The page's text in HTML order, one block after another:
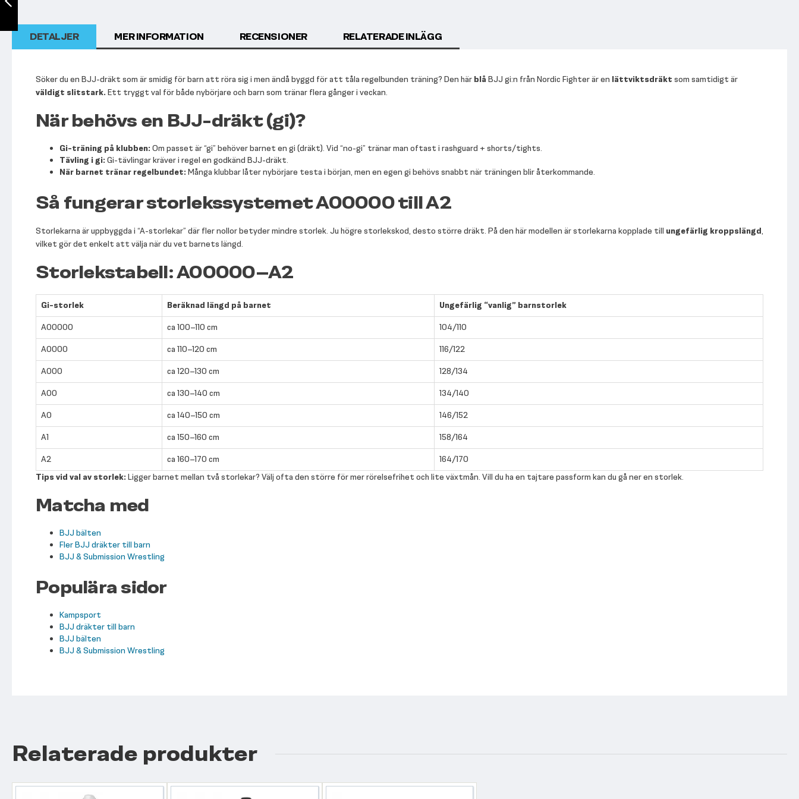
Föregående
DETALJER
Söker du en BJJ-dräkt som är smidig för barn att röra sig i men ändå byggd för att tåla regelbunden träning? Den här blå BJJ gi:n från Nordic Fighter är en lättviktsdräkt som samtidigt är
väldigt slitstark. Ett tryggt val för både nybörjare och barn som tränar flera gånger i veckan.
När behövs en BJJ-dräkt (gi)?
Gi-träning på klubben: Om passet är “gi” behöver barnet en gi (dräkt). Vid “no-gi” tränar man oftast i rashguard + shorts/tights.
Tävling i gi: Gi-tävlingar kräver i regel en godkänd BJJ-dräkt.
När barnet tränar regelbundet: Många klubbar låter nybörjare testa i början, men en egen gi behövs snabbt när träningen blir återkommande.
Så fungerar storlekssystemet A00000 till A2
Storlekarna är uppbyggda i “A-storlekar” där fler nollor betyder mindre storlek. Ju högre storlekskod, desto större dräkt. På den här modellen är storlekarna kopplade till ungefärlig kroppslängd,
vilket gör det enkelt att välja när du vet barnets längd.
Storlekstabell: A00000–A2
Gi-storlek Beräknad längd på barnet
Ungefärlig “vanlig” barnstorlek
A00000
ca 100–110 cm
104/110
A0000
ca 110–120 cm
116/122
A000
ca 120–130 cm
128/134
A00
ca 130–140 cm
134/140
A0
ca 140–150 cm
146/152
A1
ca 150–160 cm
158/164
A2
ca 160–170 cm
164/170
Tips vid val av storlek: Ligger barnet mellan två storlekar? Välj ofta den större för mer rörelsefrihet och lite växtmån. Vill du ha en tajtare passform kan du gå ner en storlek.
Matcha med
BJJ bälten
Fler BJJ dräkter till barn
BJJ & Submission Wrestling
Populära sidor
Kampsport
BJJ dräkter till barn
BJJ bälten
BJJ & Submission Wrestling
MER INFORMATION RECENSIONER RELATERADE INLÄGG
Relaterade produkter